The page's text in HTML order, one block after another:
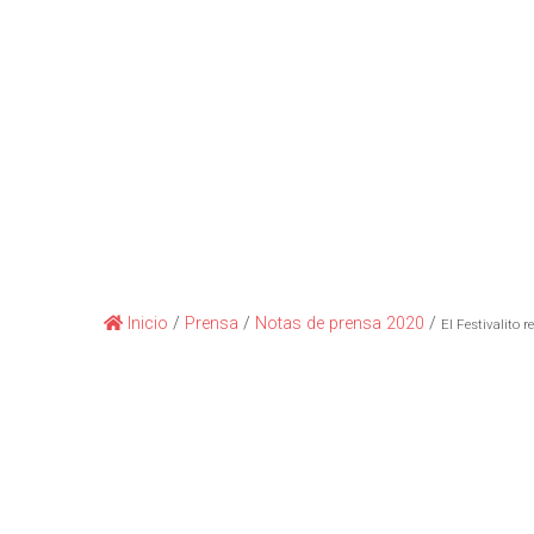
Inicio / Prensa / Notas de prensa 2020 / El Festivalito